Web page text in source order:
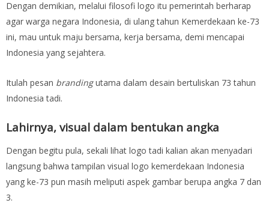
Dengan demikian, melalui filosofi logo itu pemerintah berharap
agar warga negara Indonesia, di ulang tahun Kemerdekaan ke-73
ini, mau untuk maju bersama, kerja bersama, demi mencapai
Indonesia yang sejahtera.
Itulah pesan brandingutama dalam desain bertuliskan 73 tahun
Indonesia tadi.
Lahirnya, visual dalam bentukan angka
Dengan begitu pula, sekali lihat logo tadi kalian akan menyadari
langsung bahwa tampilan visual logo kemerdekaan Indonesia
yang ke-73 pun masih meliputi aspek gambar berupa angka 7 dan
3.